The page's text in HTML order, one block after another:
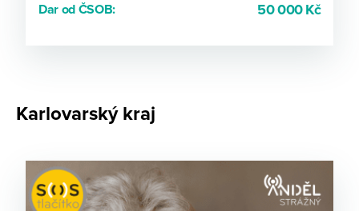
Dar od ČSOB: 50 000 Kč
Karlovarský kraj